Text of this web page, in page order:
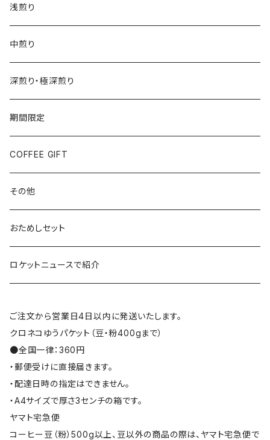
浅煎り
中煎り
深煎り・極深煎り
期間限定
COFFEE GIFT
その他
おためしセット
ロケットニュースで紹介
ご注文から営業日4日以内に発送いたします。
クロネコゆうパケット（豆・粉400gまで）
●全国一律：360円
・郵便受けに直接届きます。
・配達日時の指定はできません。
・A4サイズで厚さ3センチの箱です。
ヤマト宅急便
コーヒー豆（粉）500g以上、豆以外の商品の際は、ヤマト宅急便で